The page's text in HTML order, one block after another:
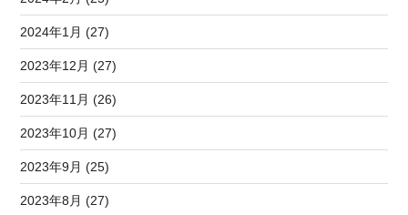
2024年1月 (27)
2023年12月 (27)
2023年11月 (26)
2023年10月 (27)
2023年9月 (25)
2023年8月 (27)